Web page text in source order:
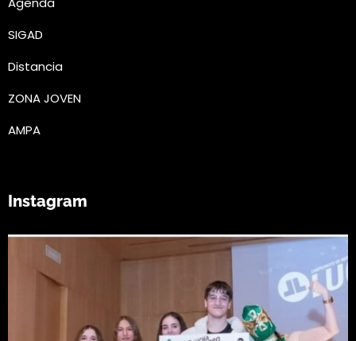
SIGAD
Distancia
ZONA JOVEN
AMPA
Instagram